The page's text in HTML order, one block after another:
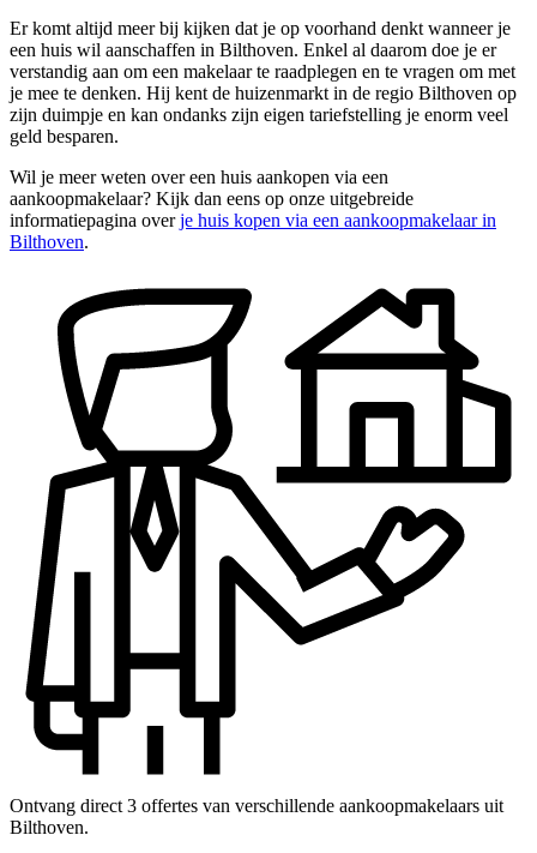
Er komt altijd meer bij kijken dat je op voorhand denkt wanneer je
een huis wil aanschaffen in Bilthoven. Enkel al daarom doe je er
verstandig aan om een makelaar te raadplegen en te vragen om met
je mee te denken. Hij kent de huizenmarkt in de regio Bilthoven op
zijn duimpje en kan ondanks zijn eigen tariefstelling je enorm veel
geld besparen.
Wil je meer weten over een huis aankopen via een
aankoopmakelaar? Kijk dan eens op onze uitgebreide
informatiepagina overje huis kopen via een aankoopmakelaar in
Bilthoven.
Ontvang direct 3 offertes van verschillende aankoopmakelaars uit
Bilthoven.